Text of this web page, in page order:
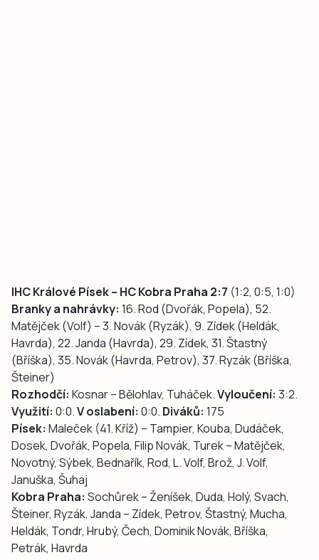
IHC Králové Písek – HC Kobra Praha 2:7 (1:2, 0:5, 1:0)
Branky a nahrávky: 16. Rod (Dvořák, Popela), 52.
Matějček (Volf) – 3. Novák (Ryzák), 9. Zídek (Heldák,
Havrda), 22. Janda (Havrda), 29. Zídek, 31. Štastný
(Bříška), 35. Novák (Havrda, Petrov), 37. Ryzák (Bříška,
Šteiner)
Rozhodčí: Kosnar – Bělohlav, Tuháček.Vyloučení: 3:2.
Využití: 0:0.V oslabení: 0:0. Diváků: 175
Písek: Maleček (41. Kříž) – Tampier, Kouba, Dudáček,
Dosek, Dvořák, Popela, Filip Novák, Turek – Matějček,
Novotný, Sýbek, Bednařík, Rod, L. Volf, Brož, J. Volf,
Januška, Šuhaj
Kobra Praha: Sochůrek – Ženíšek, Duda, Holý, Svach,
Šteiner, Ryzák, Janda – Zídek, Petrov, Štastný, Mucha,
Heldák, Tondr, Hrubý, Čech, Dominik Novák, Bříška,
Petrák, Havrda